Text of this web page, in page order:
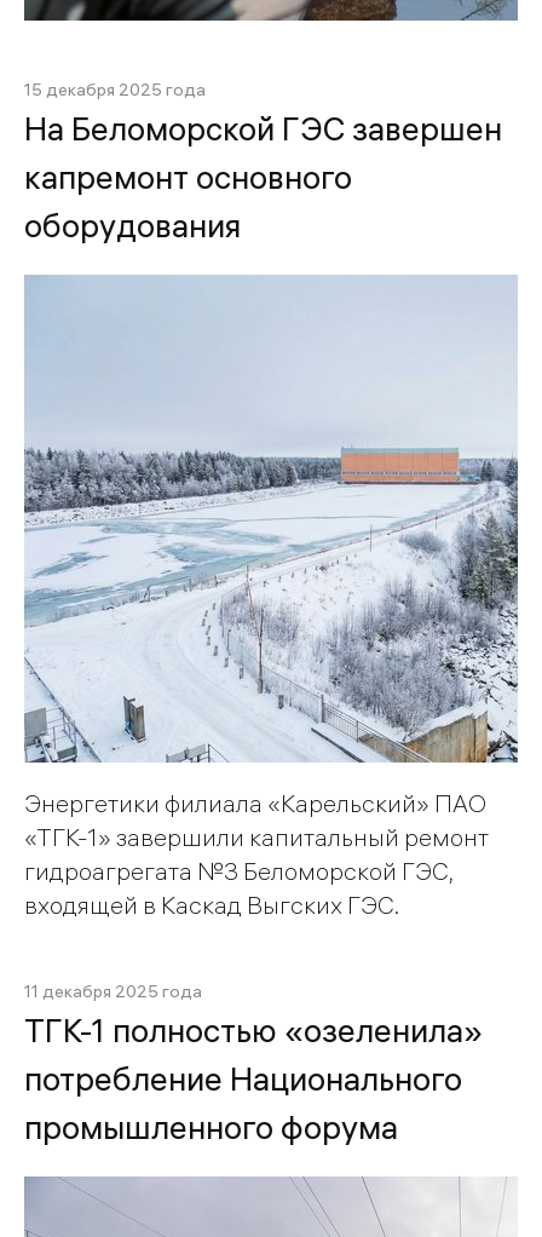
15 декабря 2025 года
На Беломорской ГЭС завершен
капремонт основного
оборудования
Энергетики филиала «Карельский» ПАО
«ТГК-1» завершили капитальный ремонт
гидроагрегата №3 Беломорской ГЭС,
входящей в Каскад Выгских ГЭС.
11 декабря 2025 года
ТГК-1 полностью «озеленила»
потребление Национального
промышленного форума